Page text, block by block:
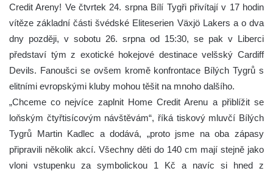
Credit Areny! Ve čtvrtek 24. srpna Bílí Tygři přivítají v 17 hodin
vítěze základní části švédské Eliteserien Växjö Lakers a o dva
dny později, v sobotu 26. srpna od 15:30, se pak v Liberci
představí tým z exotické hokejové destinace velšský Cardiff
Devils. Fanoušci se ovšem kromě konfrontace Bílých Tygrů s
elitními evropskými kluby mohou těšit na mnoho dalšího.
„Chceme co nejvíce zaplnit Home Credit Arenu a přiblížit se
loňským čtyřtisícovým návštěvám“, říká tiskový mluvčí Bílých
Tygrů Martin Kadlec a dodává, „proto jsme na oba zápasy
připravili několik akcí. Všechny děti do 140 cm mají stejně jako
vloni vstupenku za symbolickou 1 Kč a navíc si hned z